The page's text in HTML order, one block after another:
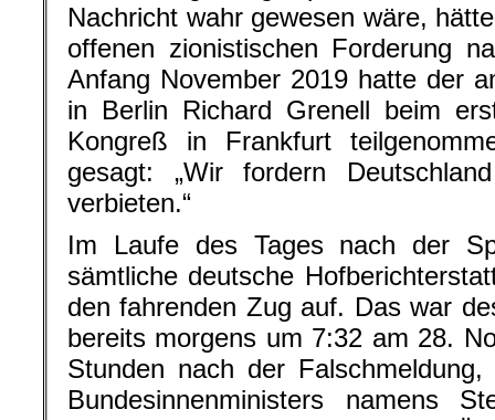
Nachricht wahr gewesen wäre,
offenen zionistischen Forderung
Anfang November 2019 hatte der
in Berlin Richard Grenell beim
Kongreß in Frankfurt
gesagt: „Wir fordern
verbieten.“
Im Laufe des Tages nach der
sämtliche deutsche
den fahrenden Zug auf. Das war
bereits morgens um 7:32 am 28.
Stunden nach der
Bundesinnenministers namens